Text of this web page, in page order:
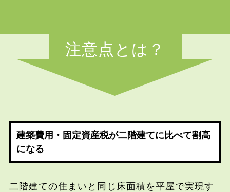
注意点とは？
建築費用・固定資産税が二階建てに比べて割高
になる
二階建ての住まいと同じ床面積を平屋で実現す